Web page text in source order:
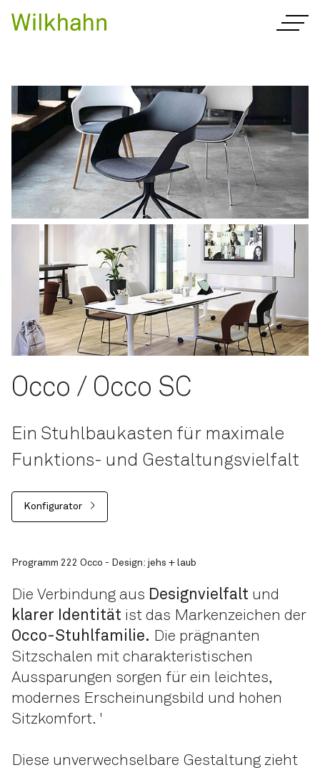
Occo / Occo SC
Ein Stuhlbaukasten für maximale
Funktions- und Gestaltungsvielfalt
Konfigurator
Programm 222 Occo - Design: jehs + laub
Die Verbindung aus Designvielfalt und
klarer Identität ist das Marken­zeichen der
Occo-Stuhlfamilie. Die prägnanten
Sitzschalen mit charakteristischen
Aussparungen sorgen für ein leichtes,
modernes Erscheinungs­bild und hohen
Sitzkomfort. '
Diese unverwechselbare Gestaltung zieht